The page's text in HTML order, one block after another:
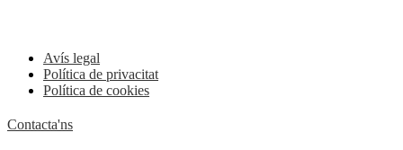
Avís legal
Política de privacitat
Política de cookies
Contacta'ns